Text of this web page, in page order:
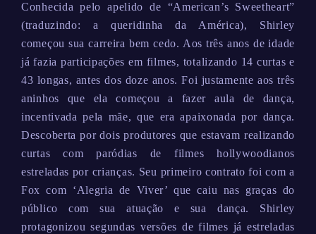
Conhecida pelo apelido de “American’s Sweetheart”
(traduzindo: a queridinha da América), Shirley
começou sua carreira bem cedo. Aos três anos de idade
já fazia participações em filmes, totalizando 14 curtas e
43 longas, antes dos doze anos. Foi justamente aos três
aninhos que ela começou a fazer aula de dança,
incentivada pela mãe, que era apaixonada por dança.
Descoberta por dois produtores que estavam realizando
curtas com paródias de filmes hollywoodianos
estreladas por crianças. Seu primeiro contrato foi com a
Fox com ‘Alegria de Viver’ que caiu nas graças do
público com sua atuação e sua dança. Shirley
protagonizou segundas versões de filmes já estreladas